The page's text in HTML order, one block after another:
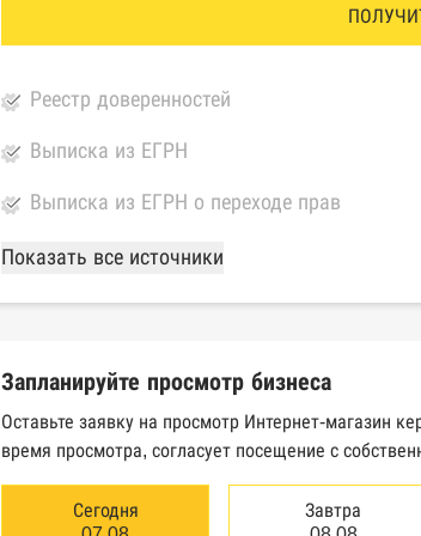
Реестр доверенностей
Выписка из ЕГРН
Выписка из ЕГРН о переходе прав
База Росстата
Реестры ЕГРЮЛ и ЕГРИП Федеральной
Картотека арбитражных дел Высшего
Единый федеральный реестр сведений о
Единый федеральный реестр сведений о
Показать все источники
Запланируйте просмотр бизнеса
Оставьте заявку на просмотр Интернет-магазин
время просмотра, согласует посещение с
Сегодня
Завтра